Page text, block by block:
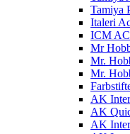
Tamiya
Italeri
ICM
Mr
Mr.
Mr.
AK
AK
AK